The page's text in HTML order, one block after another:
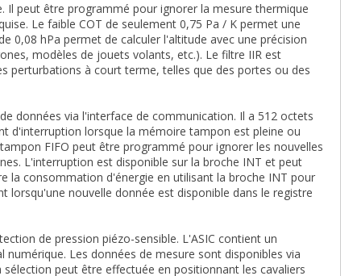
peut être programmé pour ignorer la mesure thermique
Le faible COT de seulement 0,75 Pa / K permet une
0,08 hPa permet de calculer l'altitude avec une précision
modèles de jouets volants, etc.). Le filtre IIR est
perturbations à court terme, telles que des portes ou des
données via l'interface de communication. Il a 512 octets
d'interruption lorsque la mémoire tampon est pleine ou
FIFO peut être programmé pour ignorer les nouvelles
L'interruption est disponible sur la broche INT et peut
la consommation d'énergie en utilisant la broche INT pour
lorsqu'une nouvelle donnée est disponible dans le registre
de pression piézo-sensible. L'ASIC contient un
Les données de mesure sont disponibles via
peut être effectuée en positionnant les cavaliers